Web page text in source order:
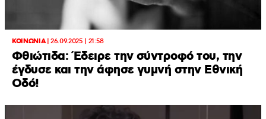
ΚΟΙΝΩΝΙΑ|26.09.2025 | 21:58
Φθιώτιδα: Έδειρε την σύντροφό του, την
έγδυσε και την άφησε γυμνή στην Εθνική
Οδό!